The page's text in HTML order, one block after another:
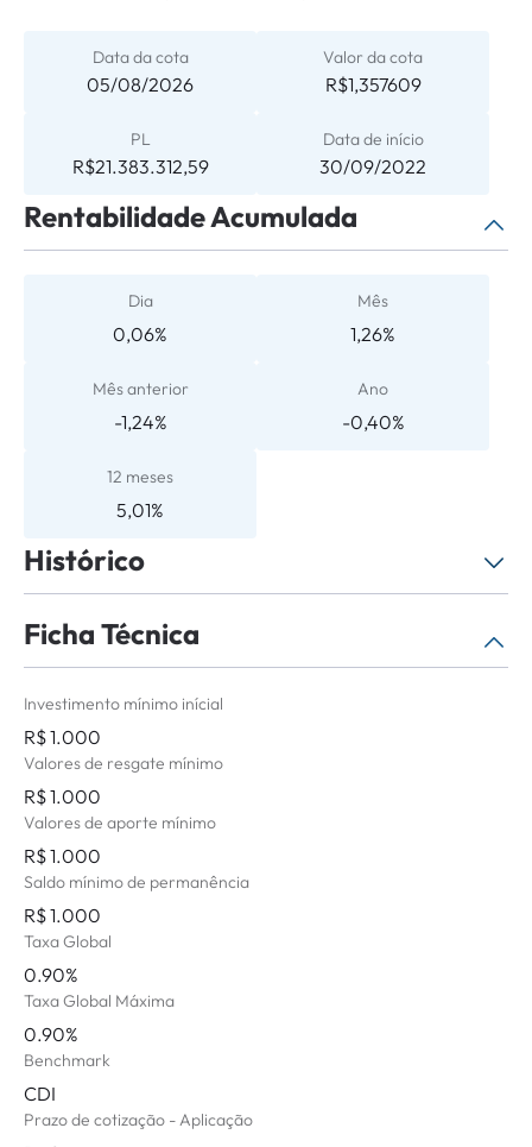
Data da cota
05/08/2026
Valor da cota
R$1,357609
PL
R$21.383.312,59
Data de início
30/09/2022
Rentabilidade Acumulada
Dia
0,06%
Mês
1,26%
Mês anterior
-1,24%
Ano
-0,40%
12 meses
5,01%
Histórico
Selecione o período
Não há histórico de atualizações para o
Ficha Técnica
Investimento mínimo inícial
R$ 1.000
Valores de resgate mínimo
R$ 1.000
Valores de aporte mínimo
R$ 1.000
Saldo mínimo de permanência
R$ 1.000
Taxa Global
0.90%
Taxa Global Máxima
0.90%
Benchmark
CDI
Prazo de cotização - Aplicação